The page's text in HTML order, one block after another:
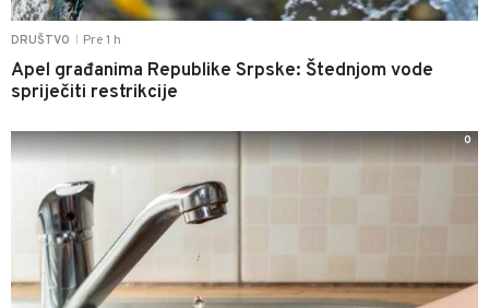
DRUŠTVO Pre 1 h
Apel građanima Republike Srpske: Štednjom vode
spriječiti restrikcije
0